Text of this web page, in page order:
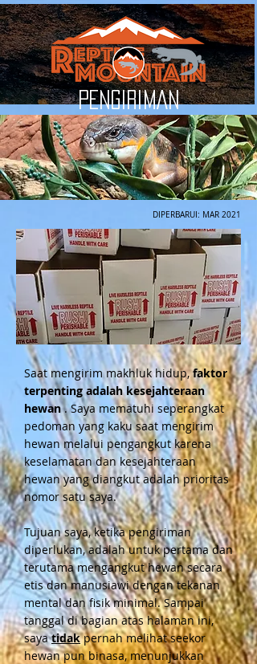
PENGIRIMAN
DIPERBARUI: MAR 2021
Saat mengirim makhluk hidup,faktor
terpenting adalah kesejahteraan
hewan. Saya mematuhi seperangkat
pedoman yang kaku saat mengirim
hewan melalui pengangkut karena
keselamatan dan kesejahteraan
hewan yang diangkut adalah prioritas
nomor satu saya.
Tujuan saya, ketika pengiriman
diperlukan, adalah untuk pertama dan
terutama mengangkut hewan secara
etis dan manusiawi dengan tekanan
mental dan fisik minimal. Sampai
tanggal di bagian atas halaman ini,
sayatidakpernah melihat seekor
hewan pun binasa, menunjukkan